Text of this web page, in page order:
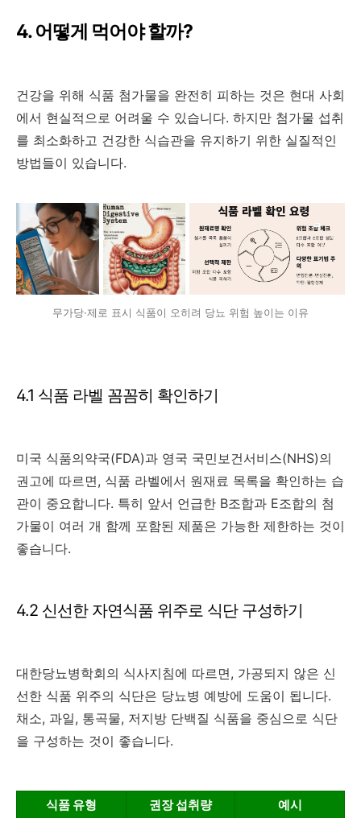
4. 어떻게 먹어야 할까?
건강을 위해 식품 첨가물을 완전히 피하는 것은 현대 사회
에서 현실적으로 어려울 수 있습니다. 하지만 첨가물 섭취
를 최소화하고 건강한 식습관을 유지하기 위한 실질적인
방법들이 있습니다.
무가당·제로 표시 식품이 오히려 당뇨 위험 높이는 이유
4.1 식품 라벨 꼼꼼히 확인하기
미국 식품의약국(FDA)과 영국 국민보건서비스(NHS)의
권고에 따르면, 식품 라벨에서 원재료 목록을 확인하는 습
관이 중요합니다. 특히 앞서 언급한 B조합과 E조합의 첨
가물이 여러 개 함께 포함된 제품은 가능한 제한하는 것이
좋습니다.
4.2 신선한 자연식품 위주로 식단 구성하기
대한당뇨병학회의 식사지침에 따르면, 가공되지 않은 신
선한 식품 위주의 식단은 당뇨병 예방에 도움이 됩니다.
채소, 과일, 통곡물, 저지방 단백질 식품을 중심으로 식단
을 구성하는 것이 좋습니다.
식품 유형 권장 섭취량 예시